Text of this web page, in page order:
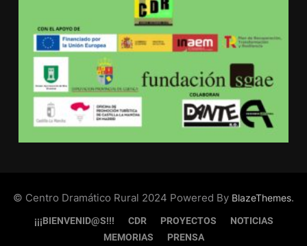
© Centro Dramático Rural 2024 Powered By BlazeThemes.
¡¡¡BIENVENID@S!!! CDR PROYECTOS
NOTICIAS
MEMORIAS
PRENSA